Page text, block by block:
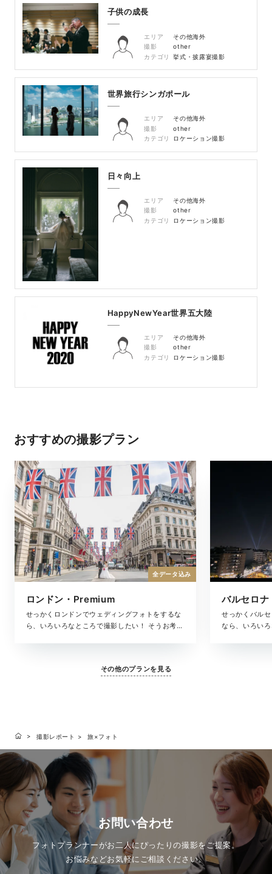
子供の成長
エリア
その他海外
撮影
other
カテゴリ
挙式・披露宴撮影
世界旅行シンガポール
エリア
その他海外
撮影
other
カテゴリ
ロケーション撮影
日々向上
エリア
その他海外
撮影
other
カテゴリ
ロケーション撮影
HappyNewYear世界五大陸
エリア
その他海外
撮影
other
カテゴリ
ロケーション撮影
おすすめの撮影プラン
ロンドン・Premium
せっかくロンドンでウェディングフォトをするな
ら、いろいろなところで撮影したい！ そうお考え
収め、色褪せない思い出の記録としてお届けしま
全データ込み
バルセロ
せっかくバル
なら、いろい
その他のプランを見る
撮影レポート 旅×フォト
お問い合わせ
フォトプランナーがお二人にぴったりの撮影をご提案。
お悩みなどお気軽にご相談ください。